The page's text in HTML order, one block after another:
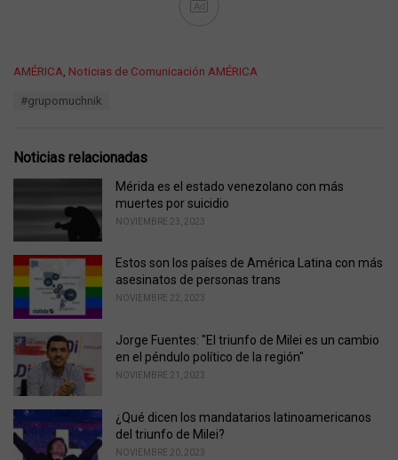
Ad
C
o
r
i
AMÉRICA, Noticias de Comunicación AMÉRICA
:
#grupomuchnik
Noticias relacionadas
Mérida es el estado venezolano con más
muertes por suicidio
NOVIEMBRE 23, 2023
Estos son los países de América Latina con más
asesinatos de personas trans
NOVIEMBRE 22, 2023
Jorge Fuentes: "El triunfo de Milei es un cambio
en el péndulo político de la región"
NOVIEMBRE 21, 2023
¿Qué dicen los mandatarios latinoamericanos
del triunfo de Milei?
NOVIEMBRE 20, 2023